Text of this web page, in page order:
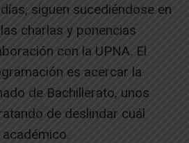
siguen sucediéndose en
charlas y ponencias
con la UPNA. El
es acercar la
de Bachillerato, unos
de deslindar cuál